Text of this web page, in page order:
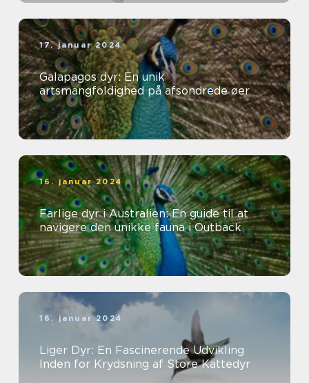
17. januar 2024
Galapagos dyr: En unik
artsmangfoldighed på afsondrede øer
16. januar 2024
Farlige dyr i Australien: En guide til at
navigere den unikke fauna i Outback
16. januar 2024
Liger Dyr: En Fascinerende Udvikling
Inden for Krydsning af Store Kattedyr